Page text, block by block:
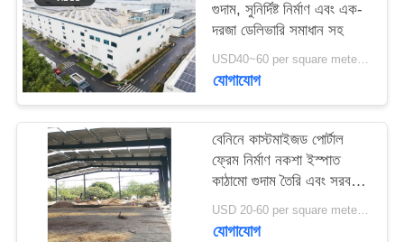
মামলা
সাইট
ম্যাপ
গোপনীয়তা
গুদাম, সুনির্দিষ্ট নির্মাণ এবং এক-
দরজা ডেলিভারি সমাধান সহ
USD40~60 per square meter MOQ:1000 sqm
যোগাযোগ
বেনিনে কাস্টমাইজড পোর্টাল
ফ্রেম নির্মাণ নকশা ইস্পাত
কাঠামো গুদাম তৈরি এবং সরবরাহ
করুন
USD 20-60 per square meter MOQ:1000 বর্গ মিটার
যোগাযোগ